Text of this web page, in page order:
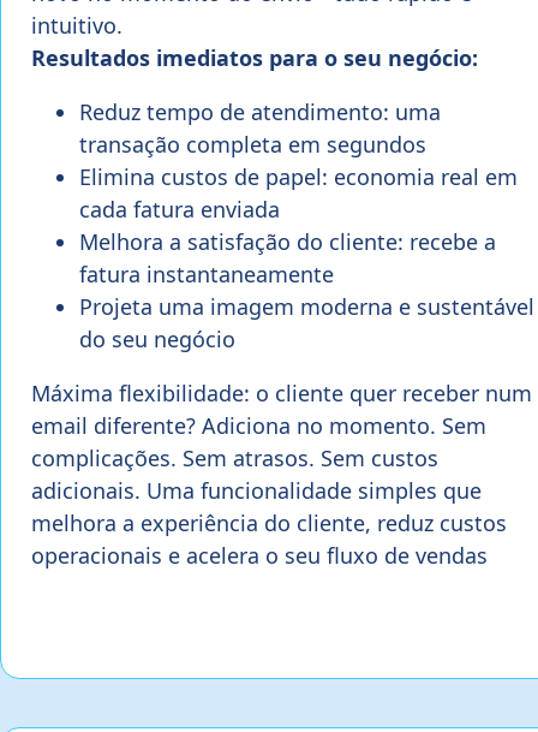
intuitivo.
Resultados imediatos para o seu negócio:
Reduz tempo de atendimento: uma
transação completa em segundos
Elimina custos de papel: economia real em
cada fatura enviada
Melhora a satisfação do cliente: recebe a
fatura instantaneamente
Projeta uma imagem moderna e sustentável
do seu negócio
Máxima flexibilidade: o cliente quer receber num
email diferente? Adiciona no momento. Sem
complicações. Sem atrasos. Sem custos
adicionais. Uma funcionalidade simples que
melhora a experiência do cliente, reduz custos
operacionais e acelera o seu fluxo de vendas